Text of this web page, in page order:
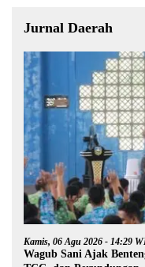
Jurnal Daerah
Kamis, 06 Agu 2026 - 14:29
Wagub Sani Ajak